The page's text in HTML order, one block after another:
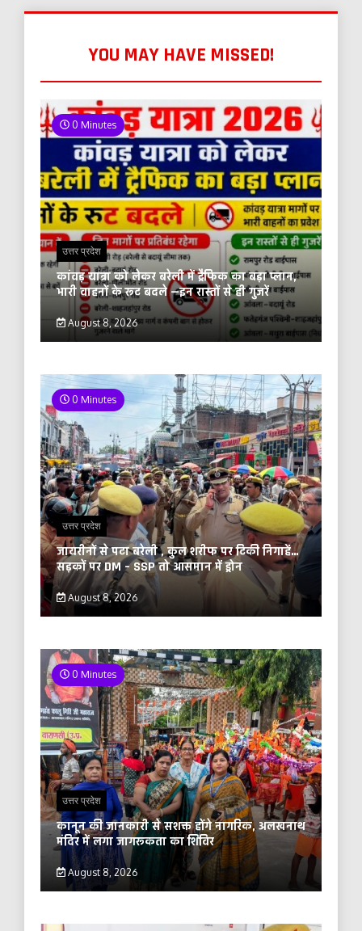
YOU MAY HAVE MISSED!
0 Minutes
उत्तर प्रदेश
कांवड़ यात्रा को लेकर बरेली में ट्रैफिक का बड़ा प्लान,
भारी वाहनों के रूट बदले —इन रास्तों से ही गुजरें
August 8, 2026
0 Minutes
उत्तर प्रदेश
जायरीनों से पटा बरेली , कुल शरीफ पर टिकी निगाहें…
सड़कों पर DM – SSP तो आसमान में ड्रोन
August 8, 2026
0 Minutes
उत्तर प्रदेश
कानून की जानकारी से सशक्त होंगे नागरिक, अलखनाथ
मंदिर में लगा जागरूकता का शिविर
August 8, 2026